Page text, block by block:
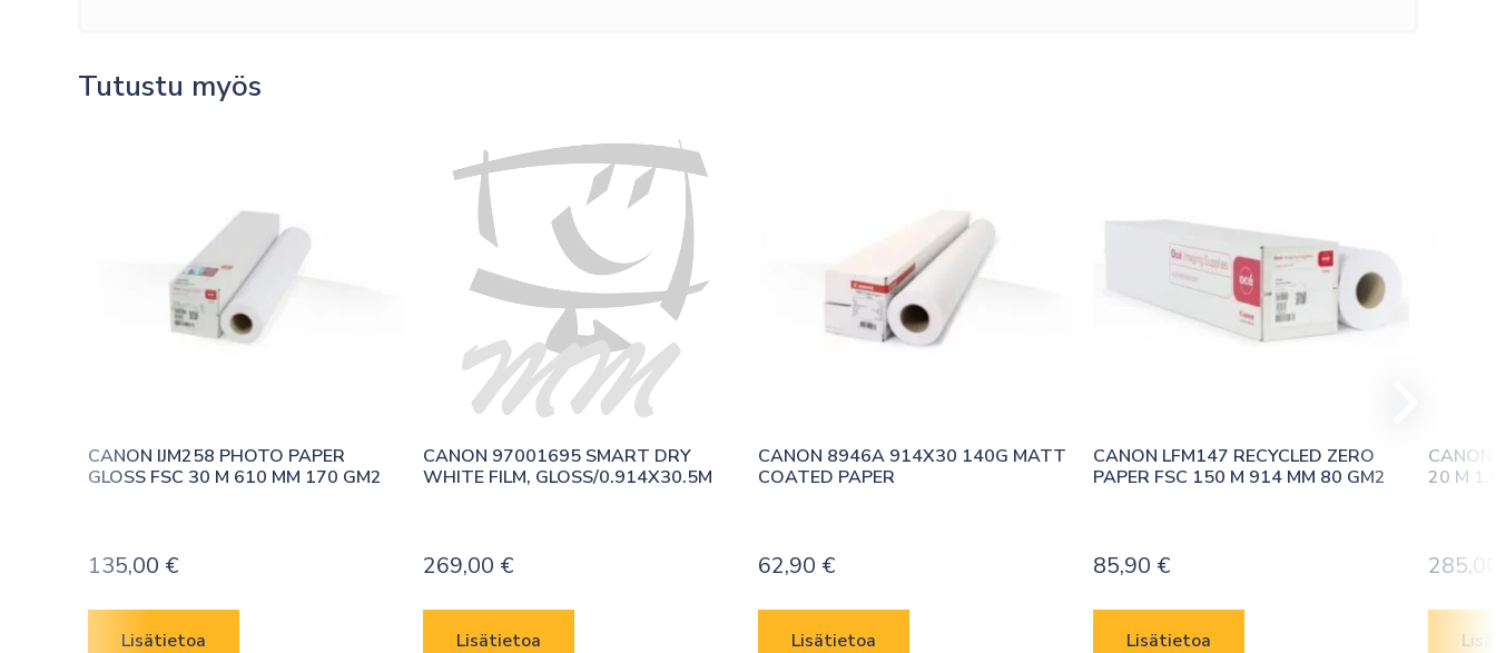
Tutustu myös
CANON IJM258 PHOTO PAPER
GLOSS FSC 30 M 610 MM 170 GM2
135,00 €
Lisätietoa
CANON 97001695 SMART DRY
WHITE FILM, GLOSS/0.914X30.5M
269,00 €
Lisätietoa
CANON 8946A 914X30 140G MATT
COATED PAPER
62,90 €
Lisätietoa
CANON LFM147 RECYCLED ZERO
PAPER FSC 150 M 914 MM 80 GM2
85,90 €
Lisätietoa
20 M